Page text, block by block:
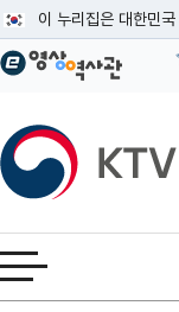
이 누리집은 대한민
공식 누리집 주소 확
이밖에 or.kr 또는 .kr
운영중인 공식 누리집
KTV국민방송
전체메뉴 열기
본문